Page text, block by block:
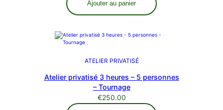
Ajouter au panier
ATELIER PRIVATISÉ
Atelier privatisé 3 heures – 5 personnes
– Tournage
€250.00